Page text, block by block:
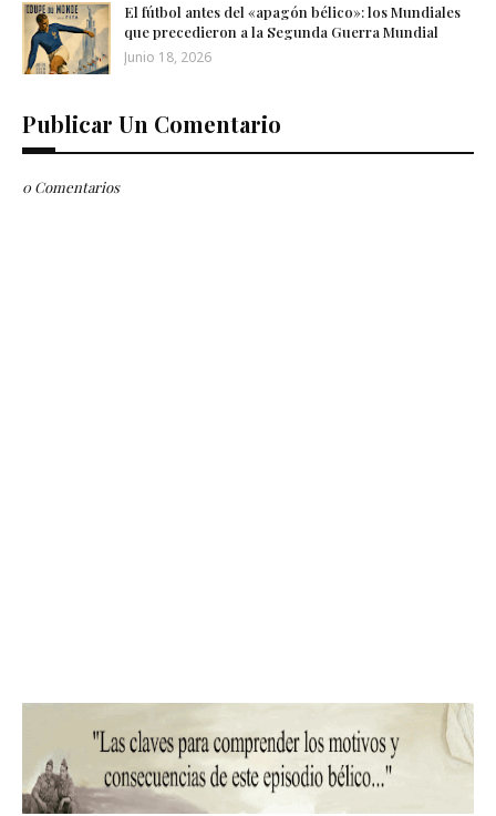
El fútbol antes del «apagón bélico»: los Mundiales
que precedieron a la Segunda Guerra Mundial
Junio 18, 2026
Publicar Un Comentario
0 Comentarios